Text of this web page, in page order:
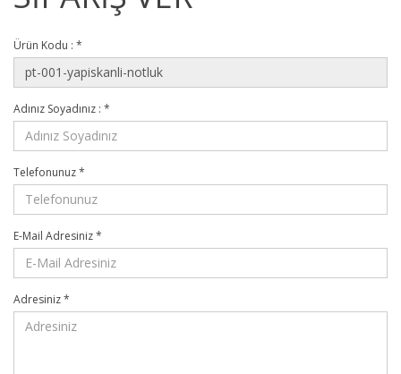
Ürün Kodu : *
Adınız Soyadınız : *
Telefonunuz*
E-Mail Adresiniz*
Adresiniz*